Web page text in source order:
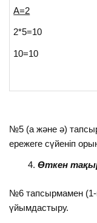
А=2
2*5=10
10=10
№5 (а және ә)
ережеге сүйеніп
Өткен
№6 тапсырмамен
үйымдастыру.